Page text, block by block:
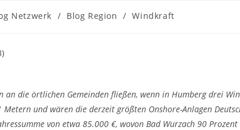
Netzwerk / Blog Region / Windkraft
die örtlichen Gemeinden fließen, wenn in Humberg drei
Metern und wären die derzeit größten Onshore-Anlagen
von etwa 85.000 €, wovon Bad Wurzach 90